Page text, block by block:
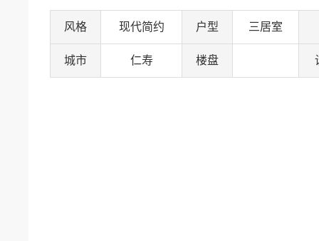
风格 现代简约 户型 三居室
城市 仁寿 楼盘